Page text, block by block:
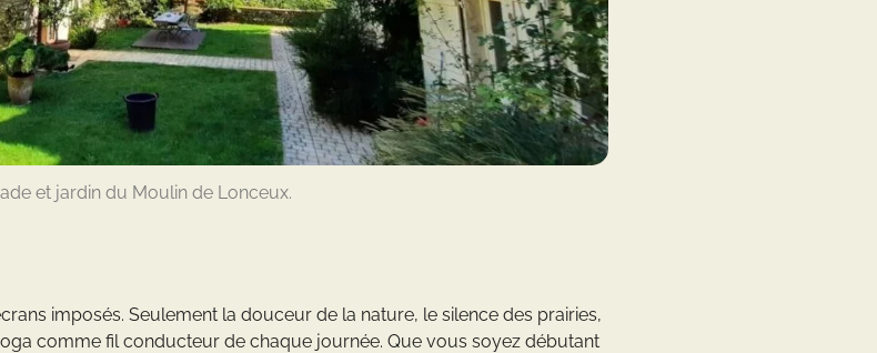
et jardin du Moulin de Lonceux.
imposés. Seulement la douceur de la nature, le silence des prairies,
comme fil conducteur de chaque journée. Que vous soyez débutant